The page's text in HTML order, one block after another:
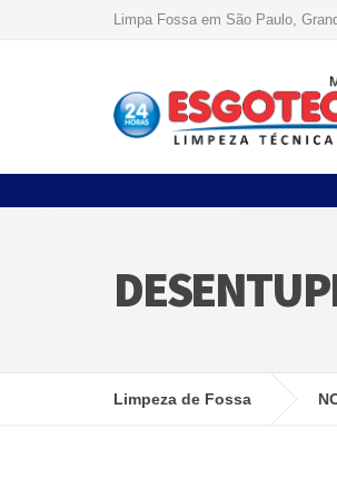
Limpa Fossa em São Paulo,
Limpeza de Fossa